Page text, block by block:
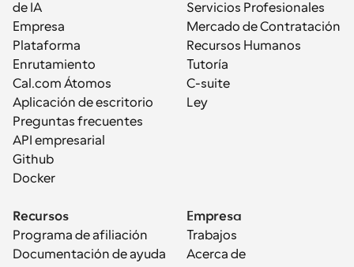
de IA
Empresa
Plataforma
Enrutamiento
Cal.com Átomos
Aplicación de escritorio
Preguntas frecuentes
API empresarial
Github
Docker
Servicios Profesionales
Mercado de Contratación
Recursos Humanos
Tutoría
C-suite
Ley
Recursos
Programa de afiliación
Documentación de ayuda
Empresa
Trabajos
Acerca de